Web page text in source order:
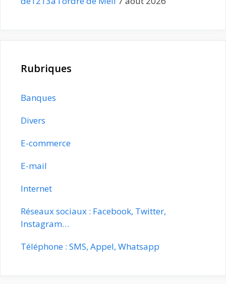
Rubriques
Banques
Divers
E-commerce
E-mail
Internet
Réseaux sociaux : Facebook, Twitter,
Instagram…
Téléphone : SMS, Appel, Whatsapp